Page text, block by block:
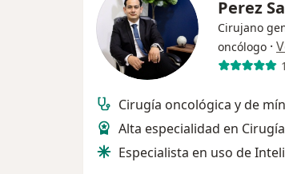
Perez
Cirujano
oncólogo ·
Cirugía oncológica y de
Alta especialidad en
Especialista en uso de